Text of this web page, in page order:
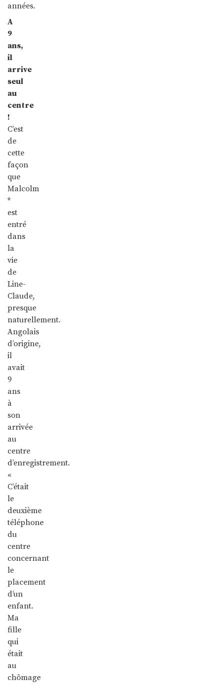
années.
A
9
ans,
il
arrive
seul
au
centre
!
C’est
de
cette
façon
que
Malcolm
*
est
entré
dans
la
vie
de
Line-
Claude,
presque
naturellement.
Angolais
d’origine,
il
avait
9
ans
à
son
arrivée
au
centre
d’enregistrement.
«
C’était
le
deuxième
téléphone
du
centre
concernant
le
placement
d’un
enfant.
Ma
fille
qui
était
au
chômage